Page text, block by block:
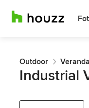
Outdoor Veranda
Industrial